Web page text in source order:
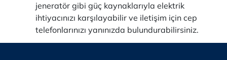
jeneratör gibi güç kaynaklarıyla elektrik
ihtiyacınızı karşılayabilir ve iletişim için cep
telefonlarınızı yanınızda bulundurabilirsiniz.